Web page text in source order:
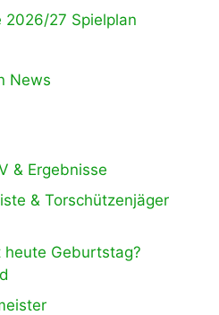
2026/27 Spielplan
News
& Ergebnisse
& Torschützenjäger
heute Geburtstag?